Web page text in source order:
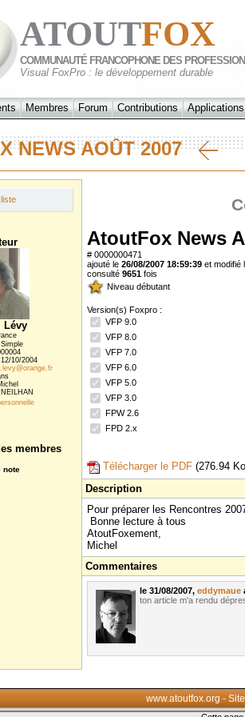
ATOUTFOX
COMMUNAUTÉ FRANCOPHONE DES
Visual FoxPro : le développement durable
Membres Forum Contributions Applications
NEWS AOÛT 2007
Lévy
10/2004
membres
note
AtoutFox News
# 0000000471
ajouté le 26/08/2007 18:59:39 et modifié
consulté 9651 fois
Niveau débutant
Version(s) Foxpro :
VFP 9.0
VFP 8.0
VFP 7.0
VFP 6.0
VFP 5.0
VFP 3.0
FPW 2.6
FPD 2.x
Télécharger le PDF (276.94
Description
Pour préparer les Rencontres
Bonne lecture à tous
AtoutFoxement,
Michel
Commentaires
le 31/08/2007, eddymaue
ton article m'a rendu
www.atoutfox.org -